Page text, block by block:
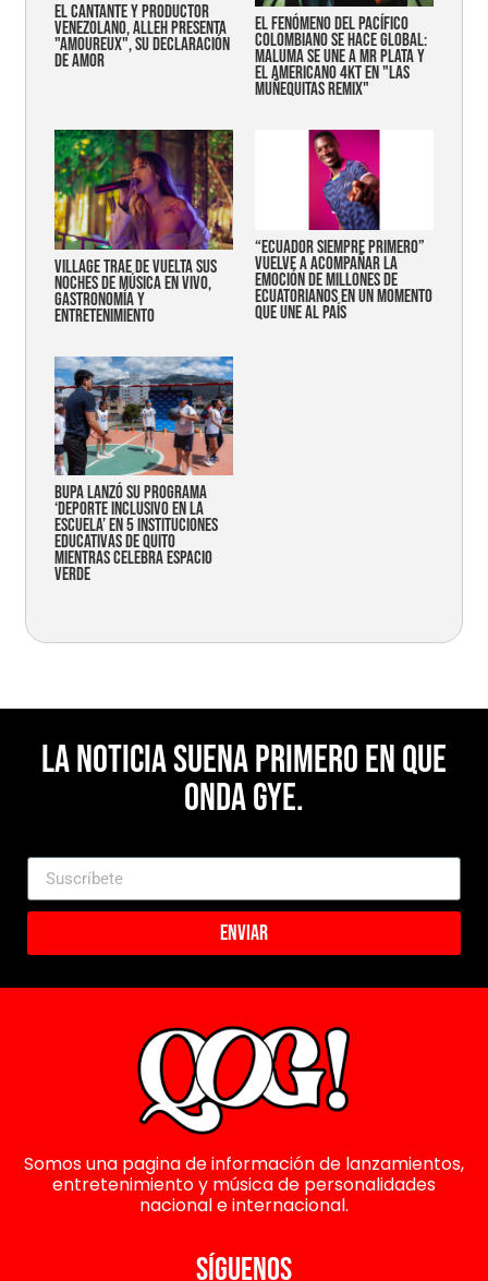
EL CANTANTE Y PRODUCTOR
VENEZOLANO, ALLEH PRESENTA
"AMOUREUX", SU DECLARACIÓN
DE AMOR
EL FENÓMENO DEL PACÍFICO
COLOMBIANO SE HACE GLOBAL:
MALUMA SE UNE A MR PLATA Y
EL AMERICANO 4KT EN "LAS
MUÑEQUITAS REMIX"
Village trae de vuelta sus
noches de música en vivo,
gastronomía y
entretenimiento
“Ecuador siempre primero”
vuelve a acompañar la
emoción de millones de
ecuatorianos en un momento
que une al país
Bupa lanzó su programa
‘Deporte Inclusivo en la
Escuela’ en 5 instituciones
educativas de Quito
mientras celebra espacio
verde
La noticia suena primero en Que
Onda Gye.
Enviar
Somos una pagina de información de lanzamientos,
entretenimiento y música de personalidades
nacional e internacional.
SÍGUENOS